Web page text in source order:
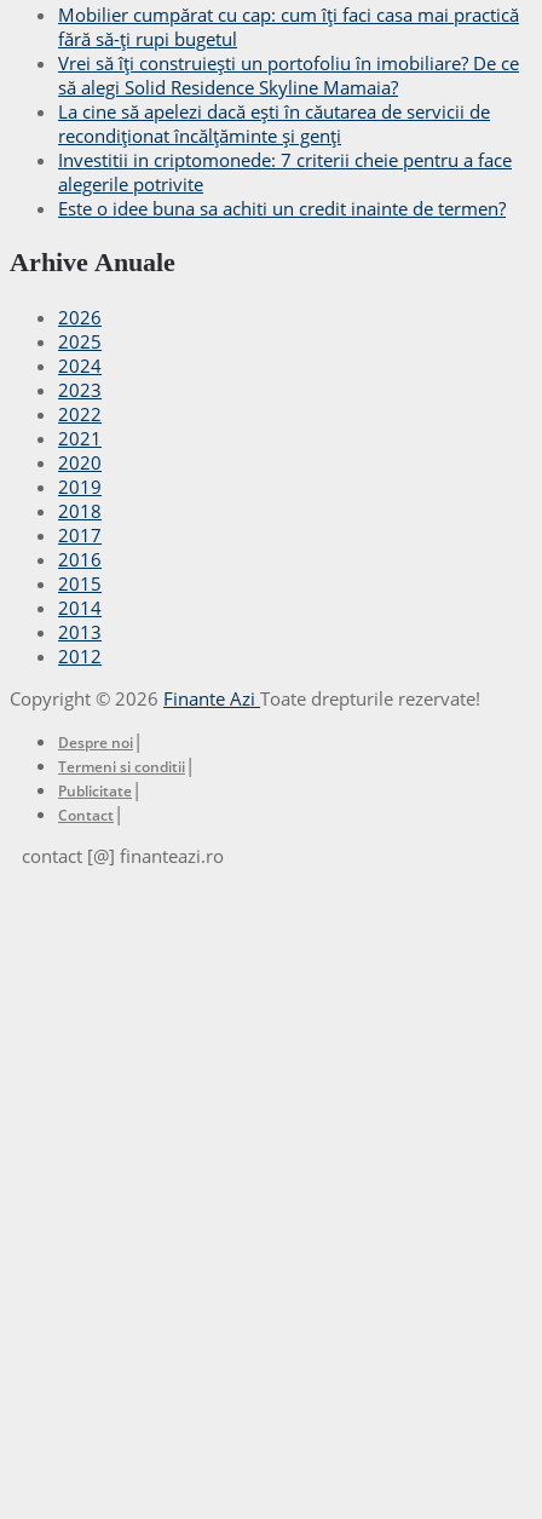
Mobilier cumpărat cu cap: cum îți faci casa mai practică
fără să-ți rupi bugetul
Vrei să îți construiești un portofoliu în imobiliare? De ce
să alegi Solid Residence Skyline Mamaia?
La cine să apelezi dacă ești în căutarea de servicii de
recondiționat încălțăminte și genți
Investitii in criptomonede: 7 criterii cheie pentru a face
alegerile potrivite
Este o idee buna sa achiti un credit inainte de termen?
Arhive Anuale
2026
2025
2024
2023
2022
2021
2020
2019
2018
2017
2016
2015
2014
2013
2012
Copyright © 2026 Finante Azi Toate drepturile rezervate!
Despre noi|
Termeni si conditii|
Publicitate|
Contact|
contact [@] finanteazi.ro